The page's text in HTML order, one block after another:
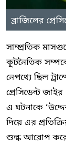
ব্রাজিলের
সাম্প্রতিক
কূটনৈতিক
নেপথ্যে ছিল
প্রেসিডেন্ট
এ ঘটনাকে
দিয়ে এর
শুল্ক আরোপ